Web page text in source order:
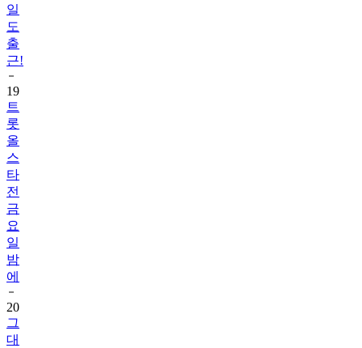
일
도
출
근!
19
트
롯
올
스
타
전
금
요
일
밤
에
20
그
대